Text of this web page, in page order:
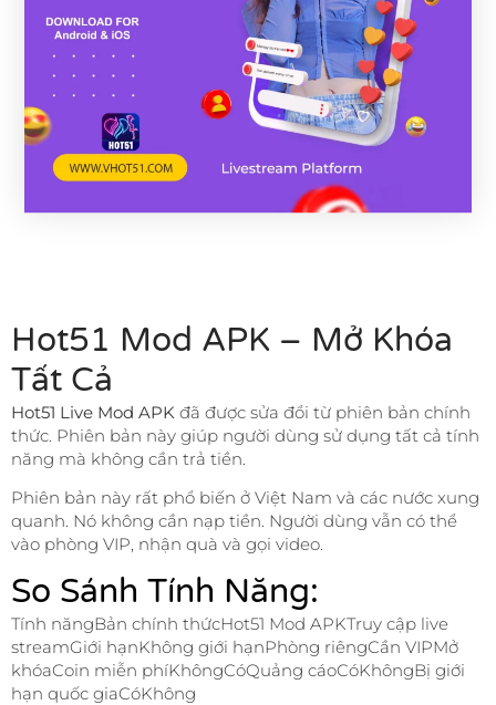
Hot51 Mod APK – Mở Khóa
Tất Cả
Hot51 Live Mod APK đã được sửa đổi từ phiên bản chính
thức. Phiên bản này giúp người dùng sử dụng tất cả tính
năng mà không cần trả tiền.
Phiên bản này rất phổ biến ở Việt Nam và các nước xung
quanh. Nó không cần nạp tiền. Người dùng vẫn có thể
vào phòng VIP, nhận quà và gọi video.
So Sánh Tính Năng:
Tính năngBản chính thứcHot51 Mod APKTruy cập live
streamGiới hạnKhông giới hạnPhòng riêngCần VIPMở
khóaCoin miễn phíKhôngCóQuảng cáoCóKhôngBị giới
hạn quốc giaCóKhông